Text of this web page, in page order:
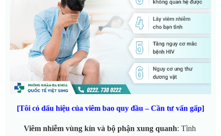
[Tôi có dấu hiệu của viêm bao quy đầu – Cần tư vấn gấp]
Viêm nhiễm vùng kín và bộ phận xung quanh: Tình